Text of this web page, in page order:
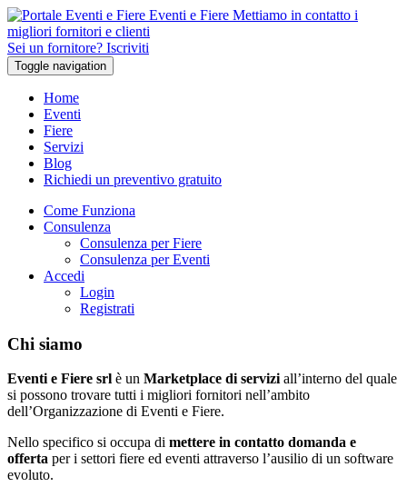
Eventi e Fiere Mettiamo in contatto i
migliori fornitori e clienti
Sei un fornitore? Iscriviti
Toggle navigation
Home
Eventi
Fiere
Servizi
Blog
Richiedi un preventivo gratuito
Come Funziona
Consulenza
Consulenza per Fiere
Consulenza per Eventi
Accedi
Login
Registrati
Chi siamo
Eventi e Fiere srl è un Marketplace di serviziall’interno del quale
si possono trovare tutti i migliori fornitori nell’ambito
dell’Organizzazione di Eventi e Fiere.
Nello specifico si occupa di mettere in contatto domanda e
offerta per i settori fiere ed eventi attraverso l’ausilio di un software
evoluto.